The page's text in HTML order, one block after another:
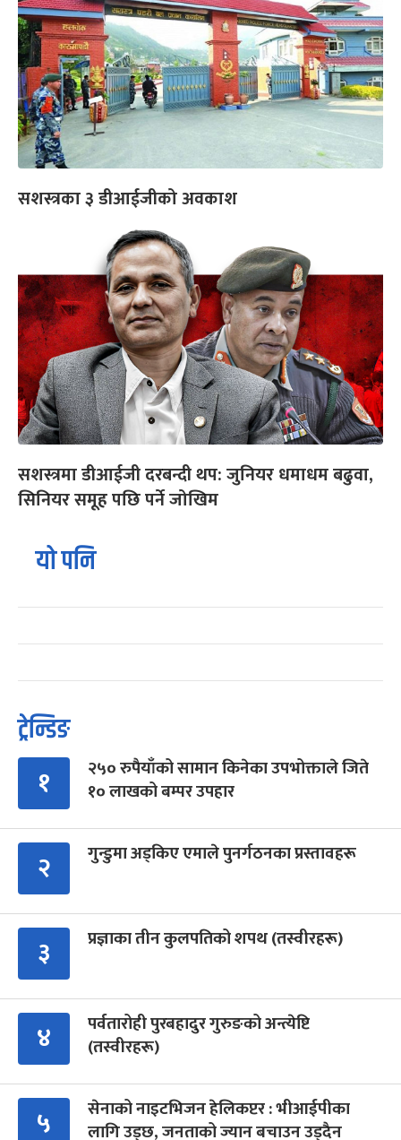
सशस्त्रका ३ डीआईजीको अवकाश
सशस्त्रमा डीआईजी दरबन्दी थप: जुनियर धमाधम बढुवा,
सिनियर समूह पछि पर्ने जोखिम
यो पनि
ट्रेन्डिङ
१
२५० रुपैयाँको सामान किनेका उपभोक्ताले जिते
१० लाखको बम्पर उपहार
२ गुन्डुमा अड्किए एमाले पुनर्गठनका प्रस्तावहरू
३ प्रज्ञाका तीन कुलपतिको शपथ (तस्वीरहरू)
४
पर्वतारोही पुरबहादुर गुरुङको अन्त्येष्टि
(तस्वीरहरू)
५
सेनाको नाइटभिजन हेलिकप्टर : भीआईपीका
लागि उड्छ, जनताको ज्यान बचाउन उड्दैन